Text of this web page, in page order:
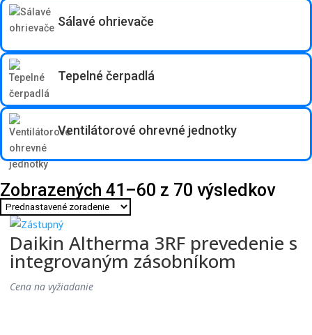
Sálavé ohrievače
Tepelné čerpadlá
Ventilátorové ohrevné jednotky
Zobrazených 41–60 z 70 výsledkov
Daikin Altherma 3RF prevedenie s
integrovaným zásobníkom
Cena na vyžiadanie